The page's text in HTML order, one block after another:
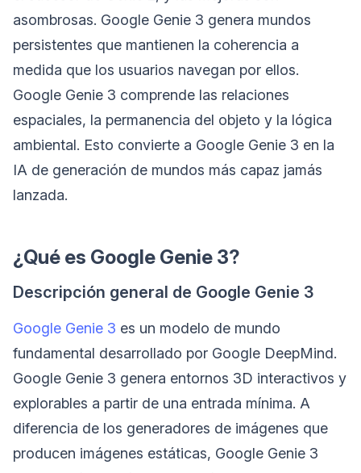
asombrosas. Google Genie 3 genera mundos
persistentes que mantienen la coherencia a
medida que los usuarios navegan por ellos.
Google Genie 3 comprende las relaciones
espaciales, la permanencia del objeto y la lógica
ambiental. Esto convierte a Google Genie 3 en la
IA de generación de mundos más capaz jamás
lanzada.
¿Qué es Google Genie 3?
Descripción general de Google Genie 3
Google Genie 3 es un modelo de mundo
fundamental desarrollado por Google DeepMind.
Google Genie 3 genera entornos 3D interactivos y
explorables a partir de una entrada mínima. A
diferencia de los generadores de imágenes que
producen imágenes estáticas, Google Genie 3